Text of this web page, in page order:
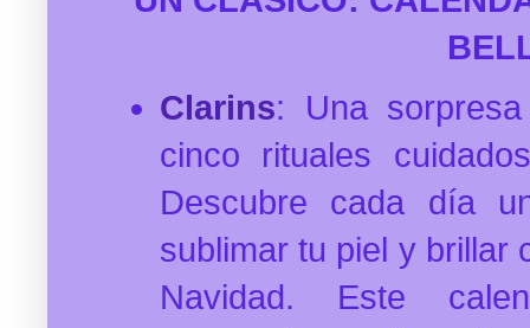
Clarins: Una
cinco rituales
Descubre cada día
sublimar tu piel y brillar
Navidad. Este